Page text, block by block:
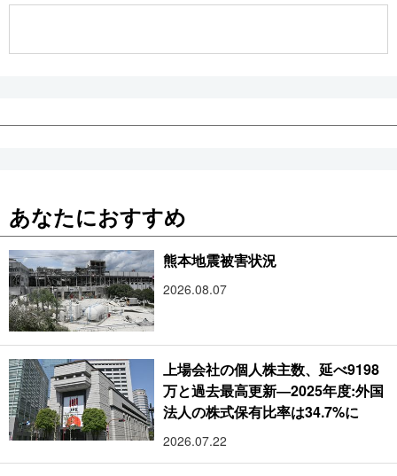
あなたにおすすめ
熊本地震被害状況
2026.08.07
上場会社の個人株主数、延べ9198
万と過去最高更新―2025年度:外国
法人の株式保有比率は34.7%に
2026.07.22